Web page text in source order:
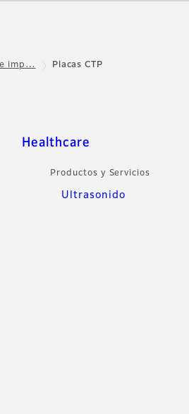
imp… Placas CTP
Healthcare
Productos y Servicios
Ultrasonido